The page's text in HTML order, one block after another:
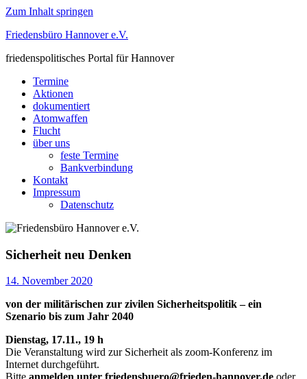
Zum Inhalt springen
Friedensbüro Hannover e.V.
friedenspolitisches Portal für Hannover
Termine
Aktionen
dokumentiert
Atomwaffen
Flucht
über uns
feste Termine
Bankverbindung
Kontakt
Impressum
Datenschutz
Sicherheit neu Denken
14. November 2020
von der militärischen zur zivilen Sicherheitspolitik – ein
Szenario bis zum Jahr 2040
Dienstag, 17.11., 19 h
Die Veranstaltung wird zur Sicherheit als zoom-Konferenz im
Internet durchgeführt.